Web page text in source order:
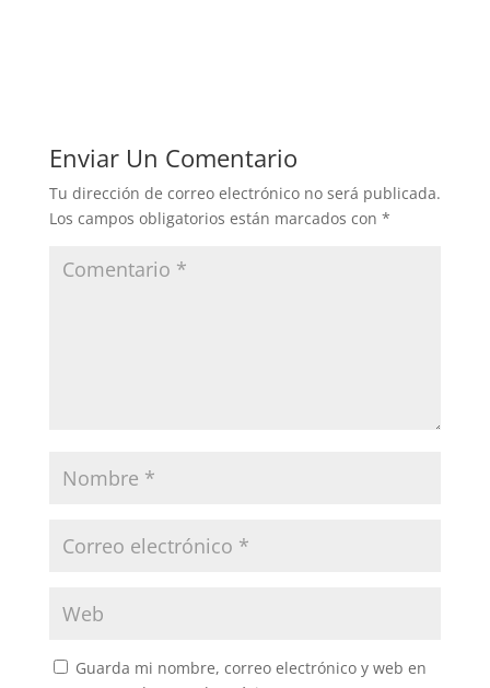
Enviar Un Comentario
Tu dirección de correo electrónico no será publicada.
Los campos obligatorios están marcados con *
Guarda mi nombre, correo electrónico y web en